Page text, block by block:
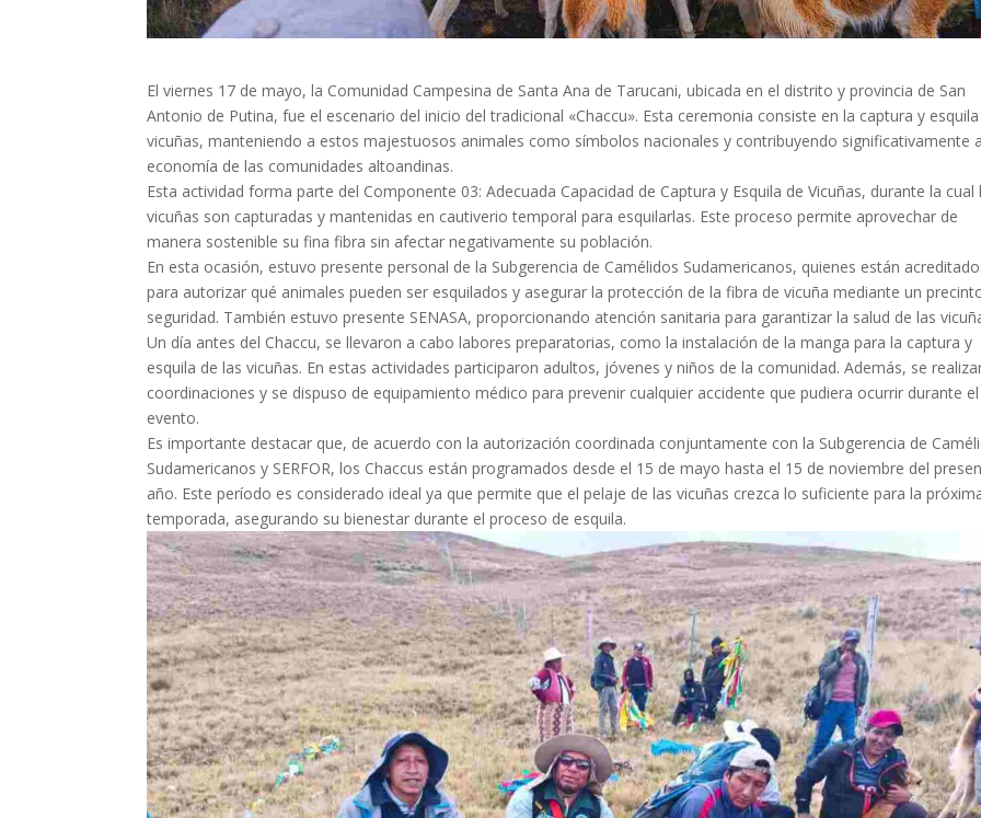
El viernes 17 de mayo, la Comunidad Campesina de Santa Ana de Tarucani, ubicada en el distrito y provincia de San
Antonio de Putina, fue el escenario del inicio del tradicional «Chaccu». Esta ceremonia consiste en la captura y
vicuñas, manteniendo a estos majestuosos animales como símbolos nacionales y contribuyendo significativamente
economía de las comunidades altoandinas.
Esta actividad forma parte del Componente 03: Adecuada Capacidad de Captura y Esquila de Vicuñas, durante la cual
vicuñas son capturadas y mantenidas en cautiverio temporal para esquilarlas. Este proceso permite aprovechar de
manera sostenible su fina fibra sin afectar negativamente su población.
En esta ocasión, estuvo presente personal de la Subgerencia de Camélidos Sudamericanos, quienes están
para autorizar qué animales pueden ser esquilados y asegurar la protección de la fibra de vicuña mediante un
seguridad. También estuvo presente SENASA, proporcionando atención sanitaria para garantizar la salud de las
Un día antes del Chaccu, se llevaron a cabo labores preparatorias, como la instalación de la manga para la captura y
esquila de las vicuñas. En estas actividades participaron adultos, jóvenes y niños de la comunidad. Además, se
coordinaciones y se dispuso de equipamiento médico para prevenir cualquier accidente que pudiera ocurrir durante el
evento.
Es importante destacar que, de acuerdo con la autorización coordinada conjuntamente con la Subgerencia de
Sudamericanos y SERFOR, los Chaccus están programados desde el 15 de mayo hasta el 15 de noviembre del
año. Este período es considerado ideal ya que permite que el pelaje de las vicuñas crezca lo suficiente para la
temporada, asegurando su bienestar durante el proceso de esquila.